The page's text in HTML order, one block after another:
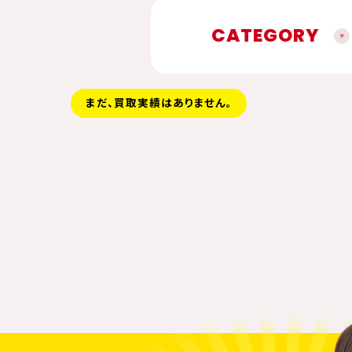
CATEGORY
まだ、買取実績はありません。